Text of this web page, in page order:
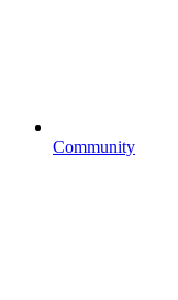
Community